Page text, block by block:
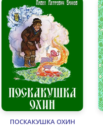
ПОСКАКУШКА ОХИН